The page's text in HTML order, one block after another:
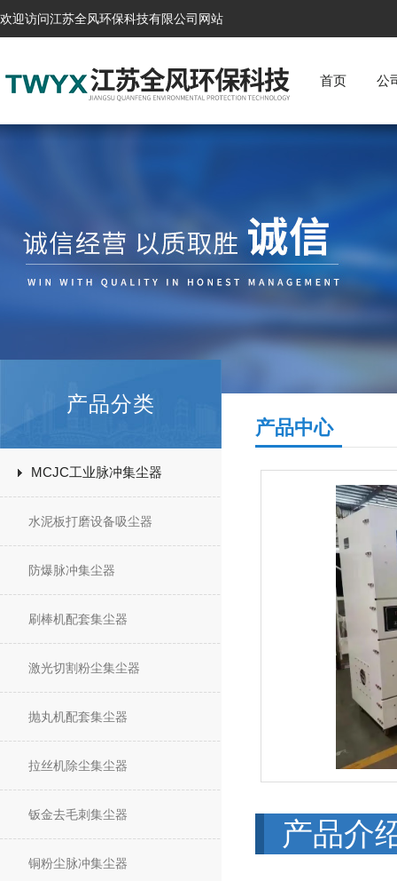
欢迎访问江苏全风环保科技有限公司网站
首页 公
产品分类
MCJC工业脉冲集尘器
水泥板打磨设备吸尘器
防爆脉冲集尘器
刷棒机配套集尘器
激光切割粉尘集尘器
抛丸机配套集尘器
拉丝机除尘集尘器
钣金去毛刺集尘器
铜粉尘脉冲集尘器
产品中心
产品介